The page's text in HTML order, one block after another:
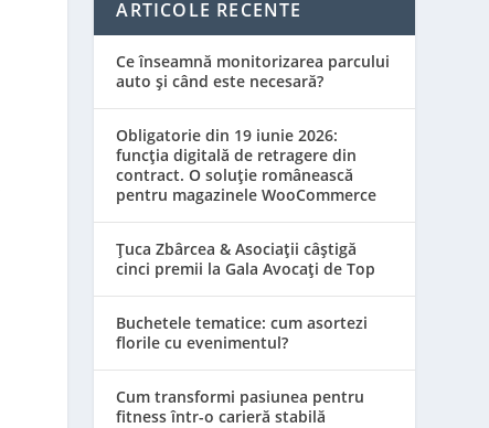
ARTICOLE RECENTE
Ce înseamnă monitorizarea parcului
auto și când este necesară?
Obligatorie din 19 iunie 2026:
funcția digitală de retragere din
contract. O soluție românească
pentru magazinele WooCommerce
Țuca Zbârcea & Asociații câștigă
cinci premii la Gala Avocați de Top
Buchetele tematice: cum asortezi
florile cu evenimentul?
Cum transformi pasiunea pentru
fitness într-o carieră stabilă